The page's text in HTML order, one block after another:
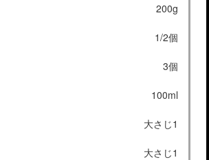
200g
1/2個
3個
100ml
大さじ1
大さじ1